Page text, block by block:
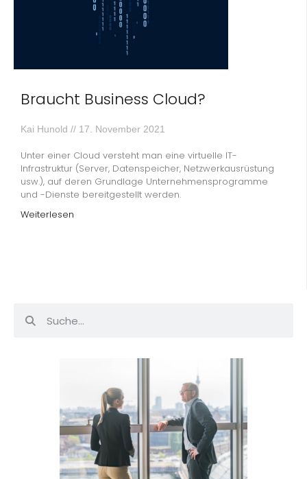
Braucht Business Cloud?
Kai Hunold 17. November 2021
Unter einer Cloud versteht man eine virtuelle IT-
Infrastruktur (Server, Datenspeicher, Netzwerkausrüstung
usw.), auf deren Grundlage Unternehmensprogramme
und -Dienste bereitgestellt werden.
Weiterlesen